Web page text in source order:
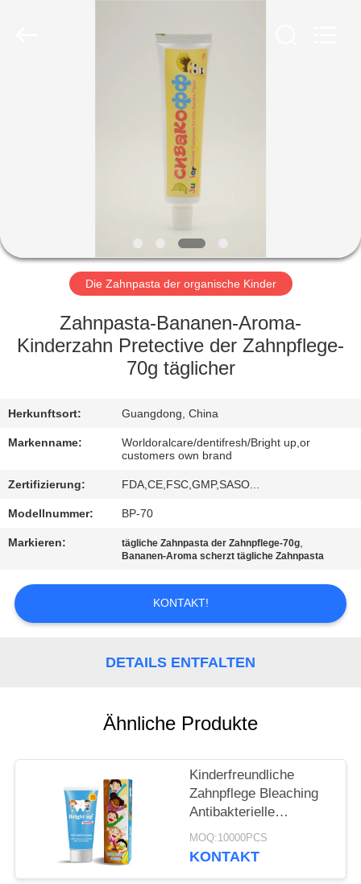
ÜBER
UNS
FABRIK-
AUSFLUG
TRETEN
MIT
UNS
IN
FORDERN
SEITENVERZEICHNIS
DATENSCHUTZ-
BESTIMMUNGEN
Die Zahnpasta der organische Kinder
Zahnpasta-Bananen-Aroma-
Kinderzahn Pretective der Zahnpflege-
70g täglicher
Herkunftsort: Guangdong, China
Markenname:
Worldoralcare/dentifresh/Bright up,or
customers own brand
Zertifizierung: FDA,CE,FSC,GMP,SASO...
Modellnummer: BP-70
Markieren: tägliche Zahnpasta der Zahnpflege-70g,
Bananen-Aroma scherzt tägliche Zahnpasta
KONTAKT!
DETAILS ENTFALTEN
Ähnliche Produkte
Kinderfreundliche
Zahnpflege Bleaching
Antibakterielle
Zahnpasta Nicht für
Kinder zugänglich
MOQ:10000PCS
KONTAKT